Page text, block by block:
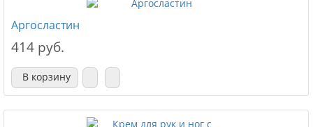
Аргосластин
414 руб.
В корзину